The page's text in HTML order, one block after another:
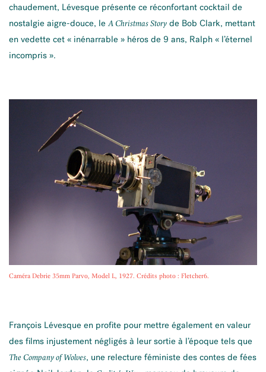
chaudement, Lévesque présente ce réconfortant cocktail de
nostalgie aigre-douce, leA Christmas Story de Bob Clark, mettant
en vedette cet « inénarrable » héros de 9 ans, Ralph « l’éternel
incompris ».
Caméra Debrie 35mm Parvo, Model L, 1927. Crédits photo : Fletcher6.
François Lévesque en profite pour mettre également en valeur
des films injustement négligés à leur sortie à l’époque tels que
The Company of Wolves, une relecture féministe des contes de fées